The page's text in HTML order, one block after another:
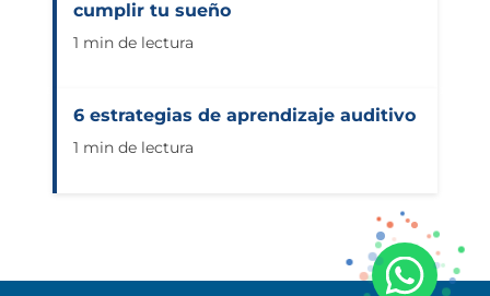
cumplir tu sueño
1 min de lectura
6 estrategias de aprendizaje auditivo
1 min de lectura